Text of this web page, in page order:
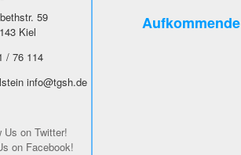
59
Kiel
/ 76 114
info@tgsh.de